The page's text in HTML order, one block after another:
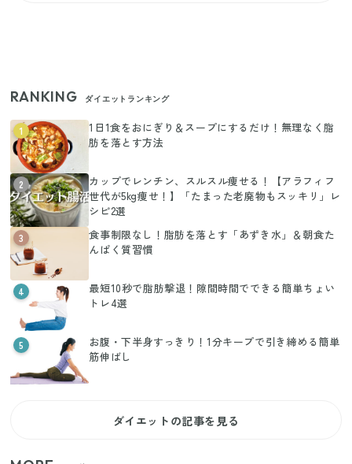
RANKING ダイエットランキング
1
1日1食をおにぎり＆スープにするだけ！無理なく脂
肪を落とす方法
2
カップでレンチン、スルスル痩せる！【アラフィフ
世代が5kg痩せ！】「たまった老廃物もスッキリ」レ
シピ2選
3
食事制限なし！脂肪を落とす「あずき水」＆朝食た
んぱく質習慣
4
最短10秒で脂肪撃退！隙間時間でできる簡単ちょい
トレ4選
5
お腹・下半身すっきり！1分キープで引き締める簡単
筋伸ばし
ダイエットの記事を見る